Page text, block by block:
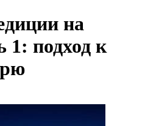
на
1: подход к